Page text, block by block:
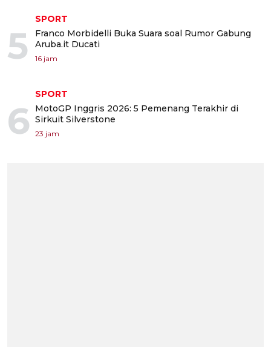
5
SPORT
Franco Morbidelli Buka Suara soal Rumor Gabung
Aruba.it Ducati
16 jam
6
SPORT
MotoGP Inggris 2026: 5 Pemenang Terakhir di
Sirkuit Silverstone
23 jam